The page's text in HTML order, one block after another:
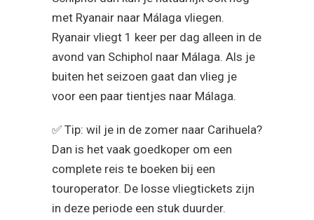
met Ryanair naar Málaga vliegen.
Ryanair vliegt 1 keer per dag alleen in de
avond van Schiphol naar Málaga. Als je
buiten het seizoen gaat dan vlieg je
voor een paar tientjes naar Málaga.
✅ Tip: wil je in de zomer naar Carihuela?
Dan is het vaak goedkoper om een
complete reis te boeken bij een
touroperator. De losse vliegtickets zijn
in deze periode een stuk duurder.